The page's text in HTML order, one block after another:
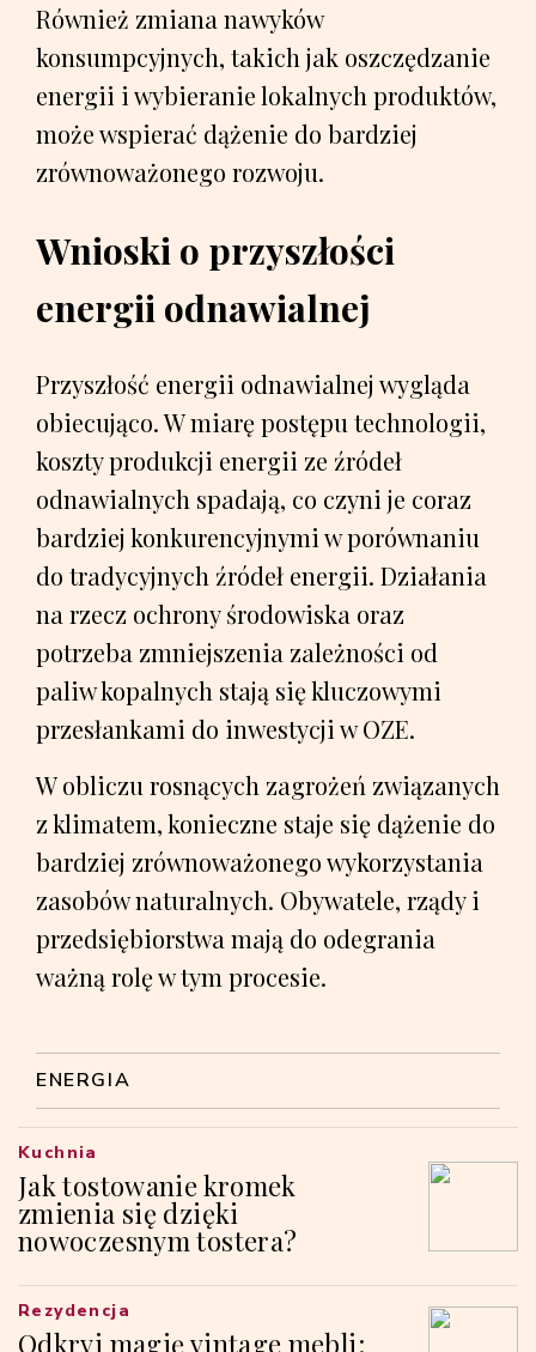
Również zmiana nawyków
konsumpcyjnych, takich jak oszczędzanie
energii i wybieranie lokalnych produktów,
może wspierać dążenie do bardziej
zrównoważonego rozwoju.
Wnioski o przyszłości
energii odnawialnej
Przyszłość energii odnawialnej wygląda
obiecująco. W miarę postępu technologii,
koszty produkcji energii ze źródeł
odnawialnych spadają, co czyni je coraz
bardziej konkurencyjnymi w porównaniu
do tradycyjnych źródeł energii. Działania
na rzecz ochrony środowiska oraz
potrzeba zmniejszenia zależności od
paliw kopalnych stają się kluczowymi
przesłankami do inwestycji w OZE.
W obliczu rosnących zagrożeń związanych
z klimatem, konieczne staje się dążenie do
bardziej zrównoważonego wykorzystania
zasobów naturalnych. Obywatele, rządy i
przedsiębiorstwa mają do odegrania
ważną rolę w tym procesie.
ENERGIA
Jak tostowanie kromek
zmienia się dzięki
nowoczesnym tostera?
Kuchnia
Odkryj magię vintage mebli:
Rezydencja